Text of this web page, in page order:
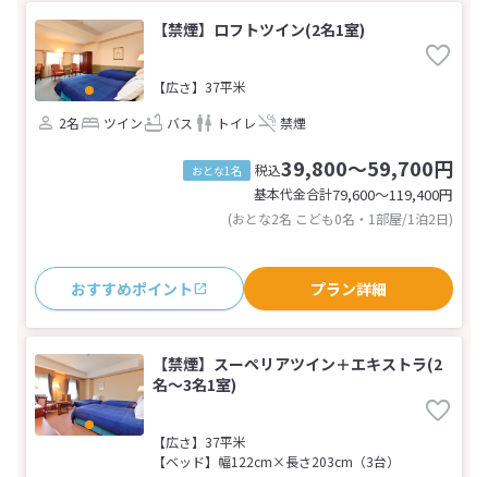
【禁煙】ロフトツイン(2名1室)
【広さ】37平米
2名
ツイン バス トイレ 禁煙
おとな1名 税込39,800～59,700円
基本代金合計79,600〜119,400円
(おとな2名 こども0名・1部屋/1泊2日)
おすすめポイント プラン詳細
【禁煙】スーペリアツイン＋エキストラ(2
名～3名1室)
【広さ】37平米
【ベッド】幅122cm×長さ203cm（3台）